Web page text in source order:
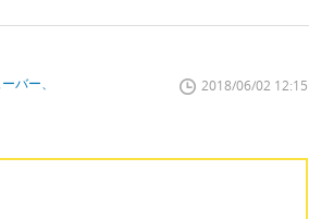
バー、
2018/06/02 12:15